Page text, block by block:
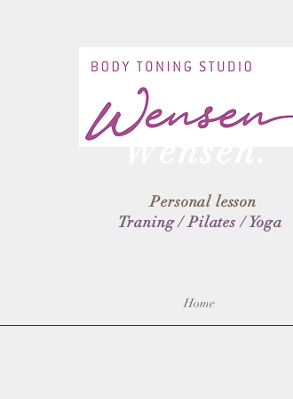
Body toning Studio
Wensen.
Personal lesson
Traning / Pilates / Yoga
Home